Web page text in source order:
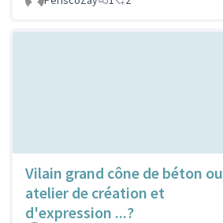
Vilain grand cône de béton ou
atelier de création et
d'expression ...?